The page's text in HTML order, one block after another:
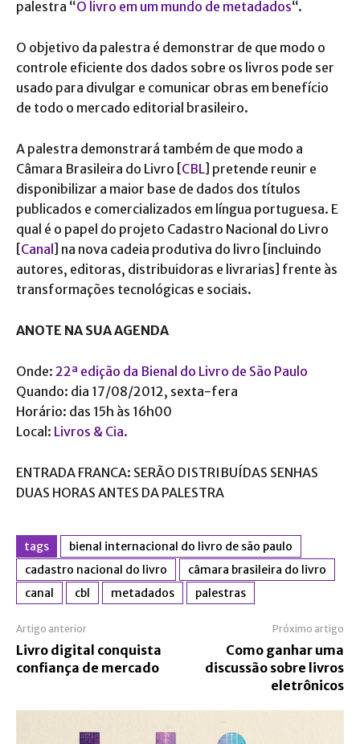
palestra “O livro em um mundo de metadados“.
O objetivo da palestra é demonstrar de que modo o
controle eficiente dos dados sobre os livros pode ser
usado para divulgar e comunicar obras em benefício
de todo o mercado editorial brasileiro.
A palestra demonstrará também de que modo a
Câmara Brasileira do Livro [CBL] pretende reunir e
disponibilizar a maior base de dados dos títulos
publicados e comercializados em língua portuguesa. E
qual é o papel do projeto Cadastro Nacional do Livro
[Canal ] na nova cadeia produtiva do livro [incluindo
autores, editoras, distribuidoras e livrarias] frente às
transformações tecnológicas e sociais.
ANOTE NA SUA AGENDA
Onde: 22ª edição da Bienal do Livro de São Paulo
Quando: dia 17/08/2012, sexta-fera
Horário: das 15h às 16h00
Local: Livros & Cia.
ENTRADA FRANCA: SERÃO DISTRIBUÍDAS SENHAS
DUAS HORAS ANTES DA PALESTRA
tags
bienal internacional do livro de são paulo
cadastro nacional do livro
câmara brasileira do livro
canal
cbl metadados palestras
Artigo anterior
Livro digital conquista
confiança de mercado
Próximo artigo
Como ganhar uma
discussão sobre livros
eletrônicos